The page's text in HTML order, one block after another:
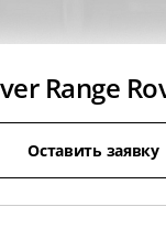
Range
Оставить заявку